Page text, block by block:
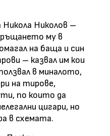
Никола Николов –
му в
на баща и син
– казвал им кои
в миналото,
на тирове,
по които да
цигари, но
в схемата.